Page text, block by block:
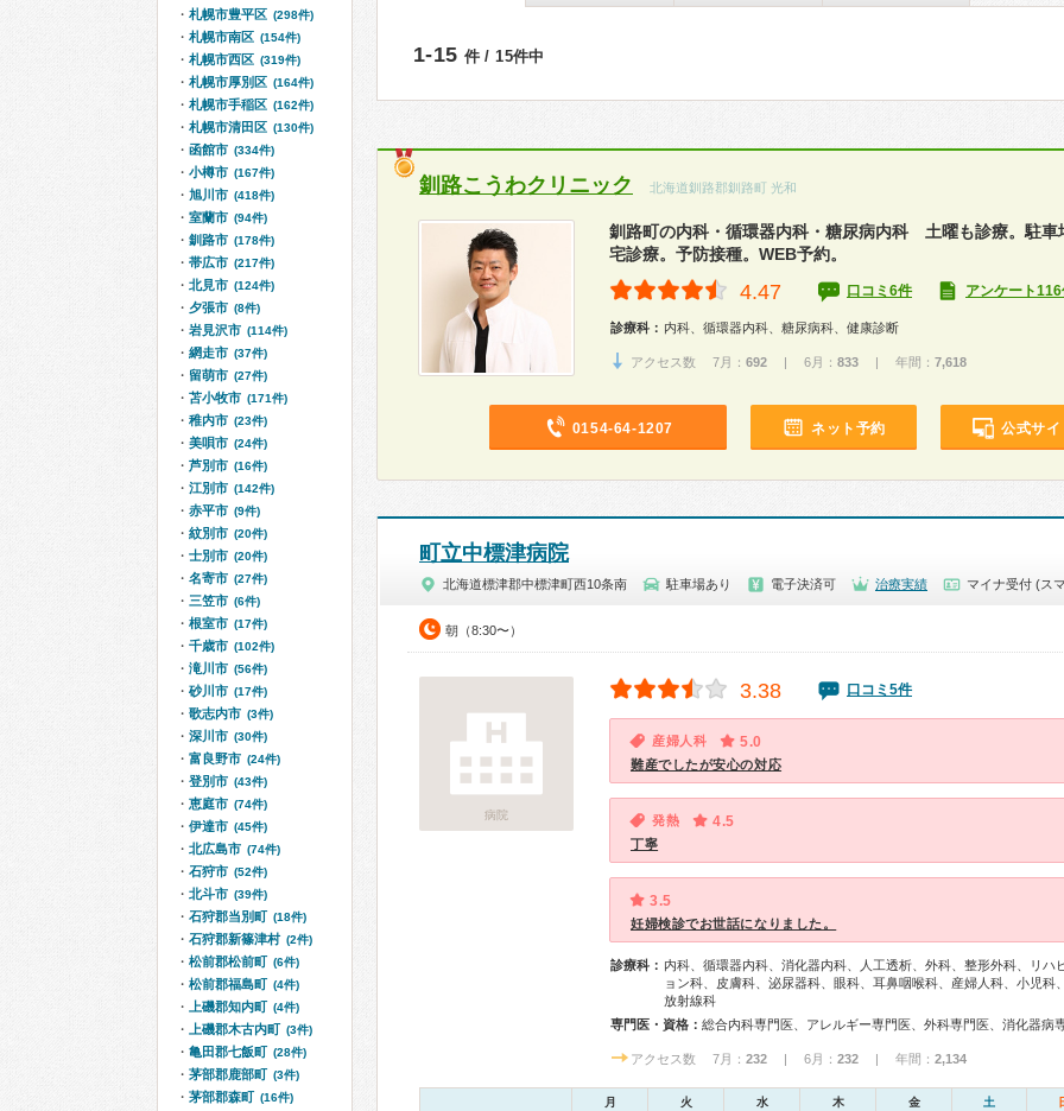
1-15 件 / 15件中
釧路こうわクリニック 北海道釧路郡釧路町 光和
釧路町の内科・循環器内科・糖尿病内科 土曜も診療。駐車
宅診療。予防接種。WEB予約。
4.47 口コミ6件 アンケート
診療科： 内科、循環器内科、糖尿病科、健康診断
アクセス数 7月： 692 | 6月： 833 | 年間： 7,618
0154-64-1207 ネット予約 公式サイ
町立中標津病院
北海道標津郡中標津町西10条南 駐車場あり 電子決済可 治療実績 マイナ受付 (ス
朝（8:30〜）
病院
3.38 口コミ5件
産婦人科 5.0
難産でしたが安心の対応
発熱 4.5
丁寧
3.5
妊婦検診でお世話になりました。
診療科： 内科、循環器内科、消化器内科、人工透析、外科、整形外科、リハ
ョン科、皮膚科、泌尿器科、眼科、耳鼻咽喉科、産婦人科、小児科
放射線科
専門医・資格：
アクセス数 7月： 232 | 6月： 232 | 年間： 2,134
月 火 水 木 金 土
札幌市豊平区 (298件)
札幌市南区 (154件)
札幌市西区 (319件)
札幌市厚別区 (164件)
札幌市手稲区 (162件)
札幌市清田区 (130件)
函館市 (334件)
小樽市 (167件)
旭川市 (418件)
室蘭市 (94件)
釧路市 (178件)
帯広市 (217件)
北見市 (124件)
夕張市 (8件)
岩見沢市 (114件)
網走市 (37件)
留萌市 (27件)
苫小牧市 (171件)
稚内市 (23件)
美唄市 (24件)
芦別市 (16件)
江別市 (142件)
赤平市 (9件)
紋別市 (20件)
士別市 (20件)
名寄市 (27件)
三笠市 (6件)
根室市 (17件)
千歳市 (102件)
滝川市 (56件)
砂川市 (17件)
歌志内市 (3件)
深川市 (30件)
富良野市 (24件)
登別市 (43件)
恵庭市 (74件)
伊達市 (45件)
北広島市 (74件)
石狩市 (52件)
北斗市 (39件)
石狩郡当別町 (18件)
石狩郡新篠津村 (2件)
松前郡松前町 (6件)
松前郡福島町 (4件)
上磯郡知内町 (4件)
上磯郡木古内町 (3件)
亀田郡七飯町 (28件)
茅部郡鹿部町 (3件)
茅部郡森町 (16件)